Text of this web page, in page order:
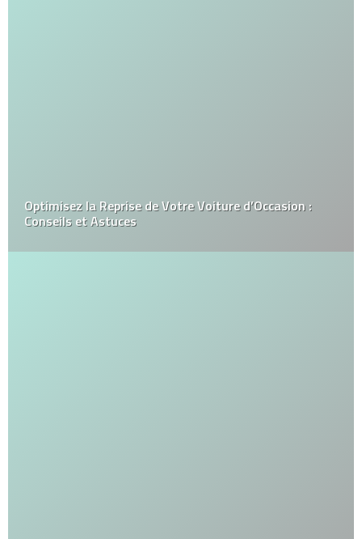
Optimisez la Reprise de Votre Voiture d’Occasion :
Conseils et Astuces